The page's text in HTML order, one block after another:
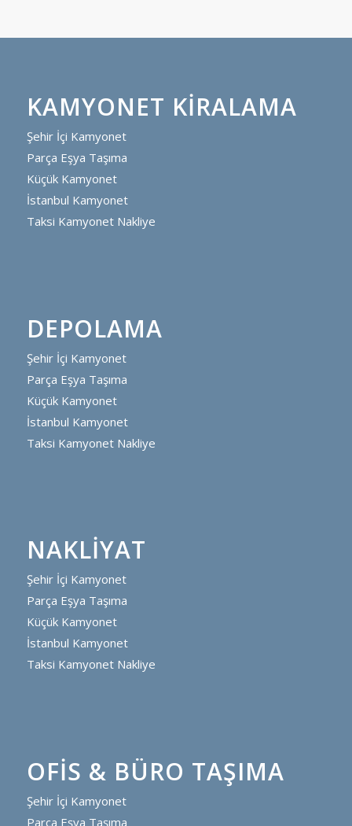
KAMYONET KIRALAMA
Şehir İçi Kamyonet
Parça Eşya Taşıma
Küçük Kamyonet
İstanbul Kamyonet
Taksi Kamyonet Nakliye
DEPOLAMA
Şehir İçi Kamyonet
Parça Eşya Taşıma
Küçük Kamyonet
İstanbul Kamyonet
Taksi Kamyonet Nakliye
NAKLIYAT
Şehir İçi Kamyonet
Parça Eşya Taşıma
Küçük Kamyonet
İstanbul Kamyonet
Taksi Kamyonet Nakliye
OFIS & BÜRO TAŞIMA
Şehir İçi Kamyonet
Parça Eşya Taşıma